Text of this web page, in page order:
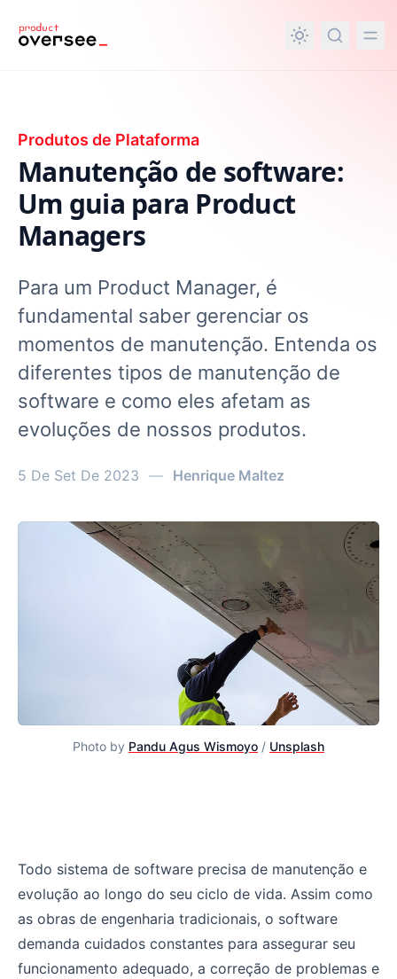
principal
Produtos de Plataforma
Manutenção de software:
Um guia para Product
Managers
Para um Product Manager, é
fundamental saber gerenciar os
momentos de manutenção. Entenda os
diferentes tipos de manutenção de
software e como eles afetam as
evoluções de nossos produtos.
5 De Set De 2023 — Henrique Maltez
Photo by Pandu Agus Wismoyo / Unsplash
Todo sistema de software precisa de manutenção e
evolução ao longo do seu ciclo de vida. Assim como
as obras de engenharia tradicionais, o software
demanda cuidados constantes para assegurar seu
funcionamento adequado, a correção de problemas e